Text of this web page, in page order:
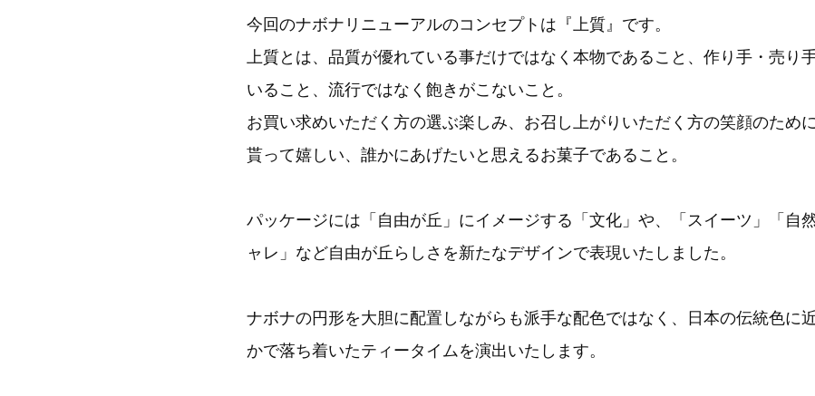
今回のナボナリニューアルのコンセプトは『上質』です。
上質とは、品質が優れている事だけではなく本物であること、作り手・売り
いること、流行ではなく飽きがこないこと。
お買い求めいただく方の選ぶ楽しみ、お召し上がりいただく方の笑顔のために
貰って嬉しい、誰かにあげたいと思えるお菓子であること。
パッケージには「自由が丘」にイメージする「文化」や、「スイーツ」「自
ャレ」など自由が丘らしさを新たなデザインで表現いたしました。
ナボナの円形を大胆に配置しながらも派手な配色ではなく、日本の伝統色に
かで落ち着いたティータイムを演出いたします。